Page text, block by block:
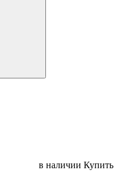
в наличии Купить